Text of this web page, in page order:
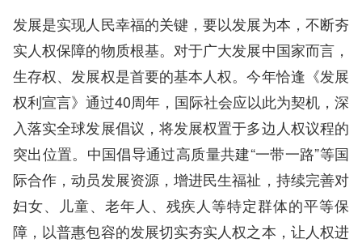
发展是实现人民幸福的关键，要以发展为本，不断夯
实人权保障的物质根基。对于广大发展中国家而言，
生存权、发展权是首要的基本人权。今年恰逢《发展
权利宣言》通过40周年，国际社会应以此为契机，深
入落实全球发展倡议，将发展权置于多边人权议程的
突出位置。中国倡导通过高质量共建“一带一路”等国
际合作，动员发展资源，增进民生福祉，持续完善对
妇女、儿童、老年人、残疾人等特定群体的平等保
障，以普惠包容的发展切实夯实人权之本，让人权进